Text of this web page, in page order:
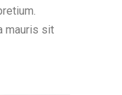
mauris sit